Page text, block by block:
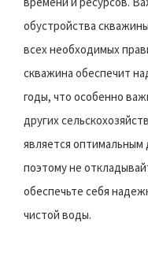
обустройства
всех необходимых
скважина обеспечит
годы, что особенно
других
является оптимальным
поэтому не
обеспечьте себя
чистой воды.